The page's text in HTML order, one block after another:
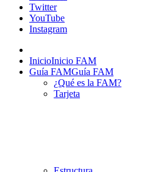
Twitter
YouTube
Instagram
InicioInicio FAM
Guía FAMGuía FAM
¿Qué es la FAM?
Tarjeta